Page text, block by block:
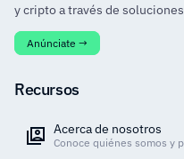
y cripto a través de
Anúnciate →
Recursos
Acerca de nosotros
Conoce quiénes somos y